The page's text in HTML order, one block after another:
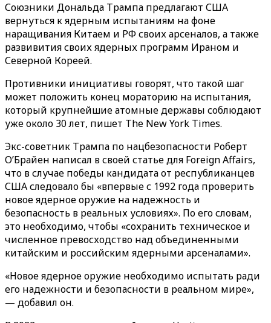
Союзники Дональда Трампа предлагают США
вернуться к ядерным испытаниям на фоне
наращивания Китаем и РФ своих арсеналов, а также
развивития своих ядерных программ Ираном и
Северной Кореей.
Противники инициативы говорят, что такой шаг
может положить конец мораторию на испытания,
который крупнейшие атомные державы соблюдают
уже около 30 лет, пишет The New York Times.
Экс-советник Трампа по нацбезопасности Роберт
О’Брайен написал в своей статье для Foreign Affairs,
что в случае победы кандидата от республиканцев
США следовало бы «впервые с 1992 года проверить
новое ядерное оружие на надежность и
безопасность в реальных условиях». По его словам,
это необходимо, чтобы «сохранить техническое и
численное превосходство над объединенными
китайским и российским ядерными арсеналами».
«Новое ядерное оружие необходимо испытать ради
его надежности и безопасности в реальном мире»,
— добавил он.